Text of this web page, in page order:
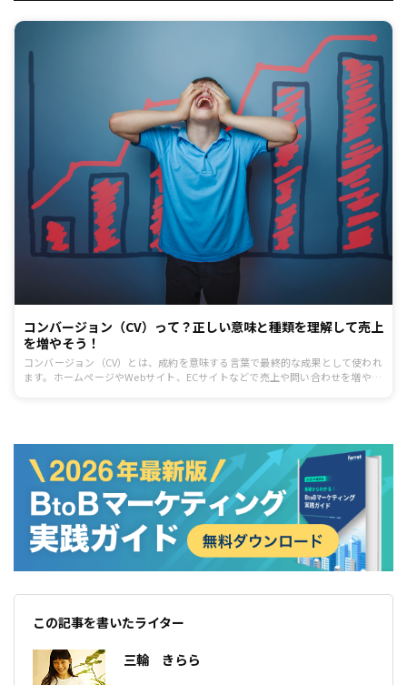
コンバージョン（CV）って？正しい意味と種類を理解して売上
を増やそう！
コンバージョン（CV）とは、成約を意味する言葉で最終的な成果として使われ
ます。ホームページやWebサイト、ECサイトなどで売上や問い合わせを増やし
種類、Google Analyticsでの測定方法について解説します。
この記事を書いたライター
三輪 きらら